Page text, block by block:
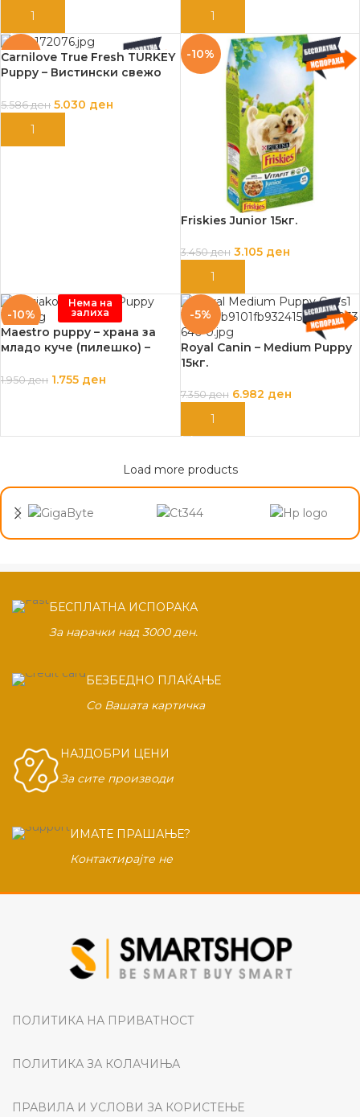
ДОДАЈ ВО КОШНИЦА ДОДАЈ ВО КОШНИЦА
-10%
Carnilove True Fresh TURKEY
Puppy – Вистински свежо
5.586ден 5.030 ден
ДОДАЈ ВО КОШНИЦА
-10%
Friskies Junior 15кг.
3.450ден 3.105 ден
ДОДАЈ ВО КОШНИЦА
Нема на
залиха
-10%
Maestro puppy – храна за
младо куче (пилешко) –
1.950ден 1.755 ден
-5%
Royal Canin – Medium Puppy
15кг.
7.350ден 6.982 ден
ДОДАЈ ВО КОШНИЦА
Load more products
БЕСПЛАТНА ИСПОРАКА
За нарачки над 3000 ден.
БЕЗБЕДНО ПЛАЌАЊЕ
Со Вашата картичка
НАЈДОБРИ ЦЕНИ
За сите производи
ИМАТЕ ПРАШАЊЕ?
Контактирајте не
ПОЛИТИКА НА ПРИВАТНОСТ
ПОЛИТИКА ЗА КОЛАЧИЊА
ПРАВИЛА И УСЛОВИ ЗА КОРИСТЕЊЕ